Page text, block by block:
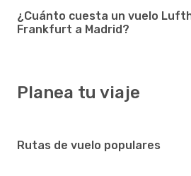
¿Cuánto cuesta un vuelo
Frankfurt a Madrid?
Planea tu viaje
Rutas de vuelo populares